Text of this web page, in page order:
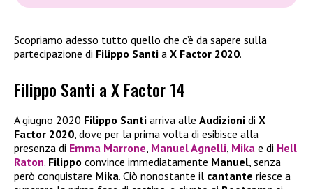
Scopriamo adesso tutto quello che c’è da sapere sulla
partecipazione di Filippo Santi a X Factor 2020.
Filippo Santi a X Factor 14
A giugno 2020 Filippo Santi arriva alle Audizioni di X
Factor 2020 , dove per la prima volta di esibisce alla
presenza di Emma Marrone Manuel Agnelli Mika e di Hell
Raton. Filippo convince immediatamente Manuel , senza
però conquistare Mika. Ciò nonostante il cantante riesce a